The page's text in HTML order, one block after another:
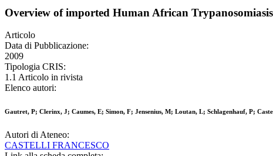
Overview of imported Human African
Articolo
Data di Pubblicazione:
2009
Tipologia CRIS:
1.1 Articolo in rivista
Elenco autori:
Gautret, P; Clerinx, J; Caumes, E; Simon, F; Jensenius, M; Loutan, L; Schlagenhauf, P;
Autori di Ateneo:
CASTELLI FRANCESCO